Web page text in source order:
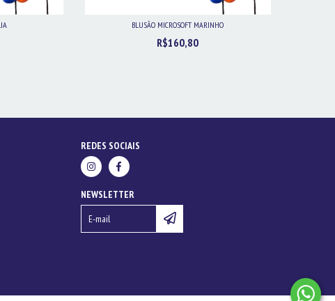
BLUSÃO MICROSOFT MARINHO
R$160,80
REDES SOCIAIS
NEWSLETTER